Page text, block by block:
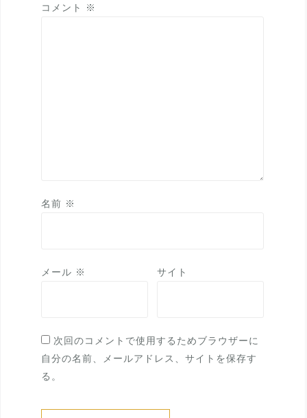
コメント ※
名前 ※
メール ※ サイト
次回のコメントで使用するためブラウザーに
自分の名前、メールアドレス、サイトを保存す
る。